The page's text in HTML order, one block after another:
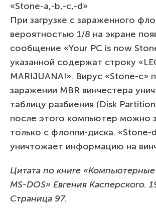
«Stone-a,-b,-c,-d»
При загрузке с зараженного
вероятностью 1/8 на экране
сообщение «Your PC is now
указанной содержат строку
MARIJUANA!». Вирус «Stone-c»
заражении MBR винчестера
таблицу разбиения (Disk
после этого компьютер можно
только с флоппи-диска. «Stone-
уничтожает информацию на
Цитата по книге
MS-DOS» Евгения Касперского.
Страница 97.